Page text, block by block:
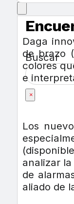
Buscar
×
Daga
de brazo
colores
e
Los
analizar
de
aliado de